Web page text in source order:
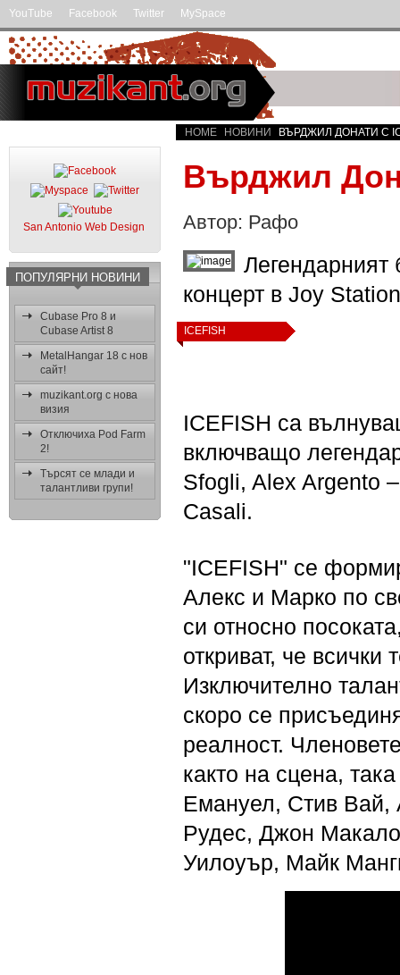
YouTube Facebook Twitter MySpace
San Antonio Web Design
ПОПУЛЯРНИ НОВИНИ
Cubase Pro 8 и
Cubase Artist 8
MetalHangar 18 с нов
сайт!
muzikant.org с нова
визия
Отключиха Pod Farm
2!
Търсят се млади и
талантливи групи!
HOME НОВИНИ ВЪРДЖИЛ ДОНАТИ С
Върджил
Автор: Рафо
ICEFISH
концерт в Joy
ICEFISH са
включващо
Sfogli, Alex Argento
Casali.
"ICEFISH" се
Алекс и Марко по
си относно
откриват, че
Изключително
скоро се
реалност.
както на сцена,
Емануел, Стив
Рудес, Джон
Уилоуър, Майк